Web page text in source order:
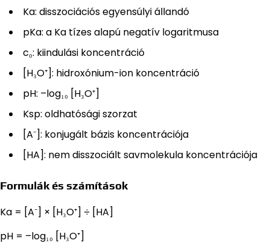
Ka: disszociációs egyensúlyi állandó
pKa: a Ka tízes alapú negatív logaritmusa
c₀: kiindulási koncentráció
[H₃O⁺]: hidroxónium-ion koncentráció
pH: –log₁₀ [H₃O⁺]
Ksp: oldhatósági szorzat
[A⁻]: konjugált bázis koncentrációja
[HA]: nem disszociált savmolekula koncentrációja
Formulák és számítások
Ka = [A⁻] × [H₃O⁺] ÷ [HA]
pH = –log₁₀ [H₃O⁺]